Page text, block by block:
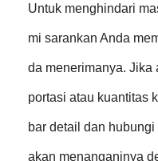
Untuk menghindari
mi sarankan Anda
da menerimanya. Jika
portasi atau kuantitas
bar detail dan
akan menanganinya